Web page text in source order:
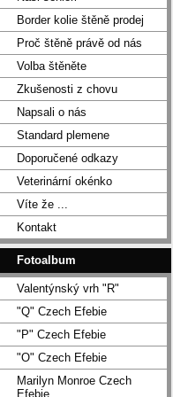
Border kolie štěně prodej
Proč štěně právě od nás
Volba štěněte
Zkušenosti z chovu
Napsali o nás
Standard plemene
Doporučené odkazy
Veterinární okénko
Víte že ...
Kontakt
Fotoalbum
Valentýnský vrh "R"
"Q" Czech Efebie
"P" Czech Efebie
"O" Czech Efebie
Marilyn Monroe Czech
Efebie